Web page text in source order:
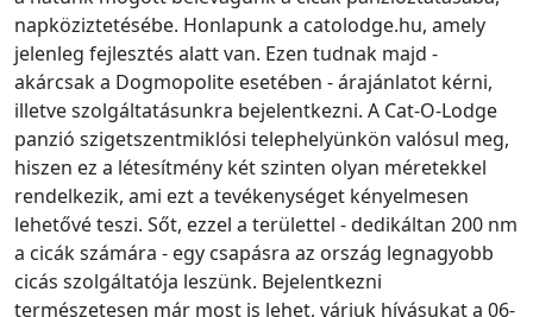
napköziztetésébe. Honlapunk a catolodge.hu, amely
jelenleg fejlesztés alatt van. Ezen tudnak majd -
akárcsak a Dogmopolite esetében - árajánlatot kérni,
illetve szolgáltatásunkra bejelentkezni. A Cat-O-Lodge
panzió szigetszentmiklósi telephelyünkön valósul meg,
hiszen ez a létesítmény két szinten olyan méretekkel
rendelkezik, ami ezt a tevékenységet kényelmesen
lehetővé teszi. Sőt, ezzel a területtel - dedikáltan 200 nm
a cicák számára - egy csapásra az ország legnagyobb
cicás szolgáltatója leszünk. Bejelentkezni
természetesen már most is lehet, várjuk hívásukat a 06-